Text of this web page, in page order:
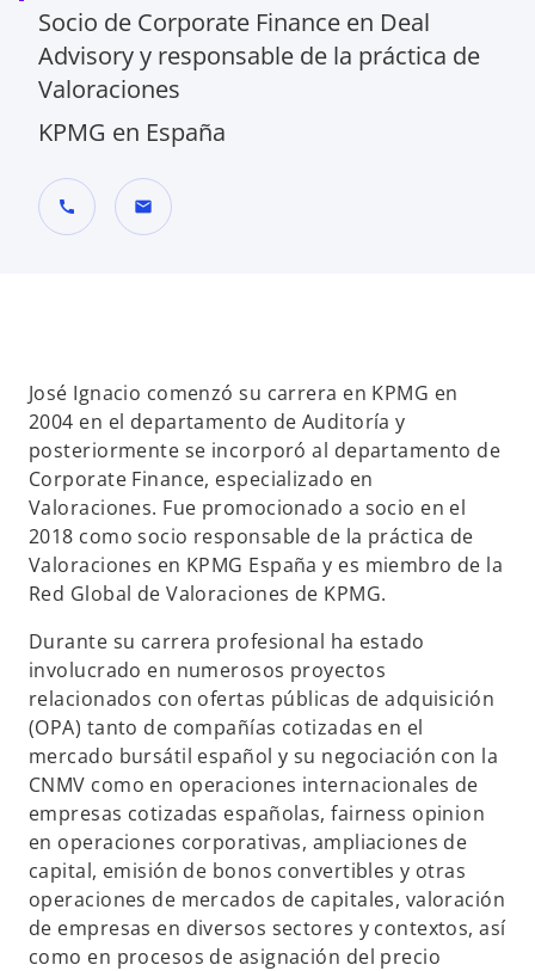
Socio de Corporate Finance en Deal
Advisory y responsable de la práctica de
Valoraciones
KPMG en España
call mail
José Ignacio comenzó su carrera en KPMG en
2004 en el departamento de Auditoría y
posteriormente se incorporó al departamento de
Corporate Finance, especializado en
Valoraciones. Fue promocionado a socio en el
2018 como socio responsable de la práctica de
Valoraciones en KPMG España y es miembro de la
Red Global de Valoraciones de KPMG.
Durante su carrera profesional ha estado
involucrado en numerosos proyectos
relacionados con ofertas públicas de adquisición
(OPA) tanto de compañías cotizadas en el
mercado bursátil español y su negociación con la
CNMV como en operaciones internacionales de
empresas cotizadas españolas, fairness opinion
en operaciones corporativas, ampliaciones de
capital, emisión de bonos convertibles y otras
operaciones de mercados de capitales, valoración
de empresas en diversos sectores y contextos, así
como en procesos de asignación del precio